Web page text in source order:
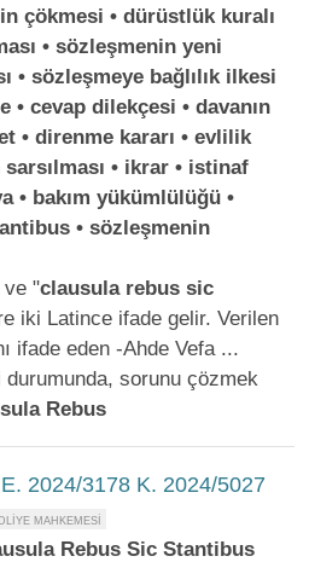
çökmesi • dürüstlük kuralı
• sözleşmenin yeni
• sözleşmeye bağlılık ilkesi
• cevap dilekçesi • davanın
• direnme kararı • evlilik
• ikrar • istinaf
• bakım yükümlülüğü •
• sözleşmenin
ve "clausula rebus sic
iki Latince ifade gelir. Verilen
ifade eden -Ahde Vefa ...
sorunu çözmek
Rebus
2024/3178 K. 2024/5027
Rebus Sic Stantibus